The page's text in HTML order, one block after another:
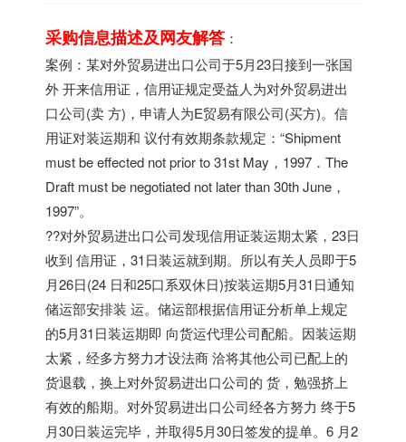
采购信息描述及网友解答：
案例：某对外贸易进出口公司于5月23日接到一张国
外 开来信用证，信用证规定受益人为对外贸易进出
口公司(卖 方)，申请人为E贸易有限公司(买方)。信
用证对装运期和 议付有效期条款规定：“Shipment
must be effected not prior to 31st May，1997．The
Draft must be negotiated not later than 30th June，
1997”。
??对外贸易进出口公司发现信用证装运期太紧，23日
收到 信用证，31日装运就到期。所以有关人员即于5
月26日(24 日和25口系双休日)按装运期5月31日通知
储运部安排装 运。储运部根据信用证分析单上规定
的5月31日装运期即 向货运代理公司配船。因装运期
太紧，经多方努力才设法商 洽将其他公司已配上的
货退载，换上对外贸易进出口公司的 货，勉强挤上
有效的船期。对外贸易进出口公司经各方努力 终于5
月30日装运完毕，并取得5月30日签发的提单。6 月2